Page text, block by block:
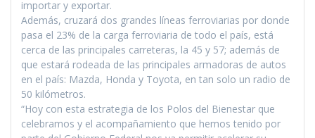
importar y exportar.
Además, cruzará dos grandes líneas ferroviarias por donde
pasa el 23% de la carga ferroviaria de todo el país, está
cerca de las principales carreteras, la 45 y 57; además de
que estará rodeada de las principales armadoras de autos
en el país: Mazda, Honda y Toyota, en tan solo un radio de
50 kilómetros.
“Hoy con esta estrategia de los Polos del Bienestar que
celebramos y el acompañamiento que hemos tenido por